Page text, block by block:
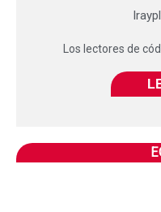
Los lectores de